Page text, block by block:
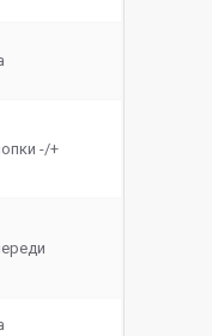
-/+